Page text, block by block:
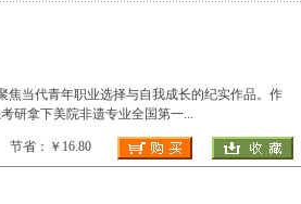
焦当代青年职业选择与自我成长的纪实作品。作
研拿下美院非遗专业全国第一...
省：￥16.80